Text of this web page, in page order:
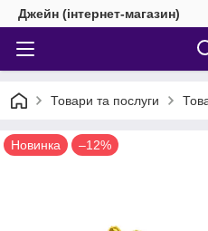
Джейн (інтернет-магазин)
Товари та послуги
Новинка –12%